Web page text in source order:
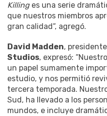
Killing es una serie
que nuestros miembros
gran calidad“, agregó.
David Madden,
Studios, expresó:
un papel sumamente
estudio, y nos permitió
tercera temporada.
Sud, ha llevado a los
mundos, e incluye